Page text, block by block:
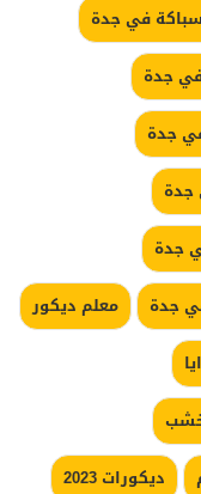
في جدة
جدة
جدة
جدة
جدة
جدة
معلم ديكور
ديكورات 2023